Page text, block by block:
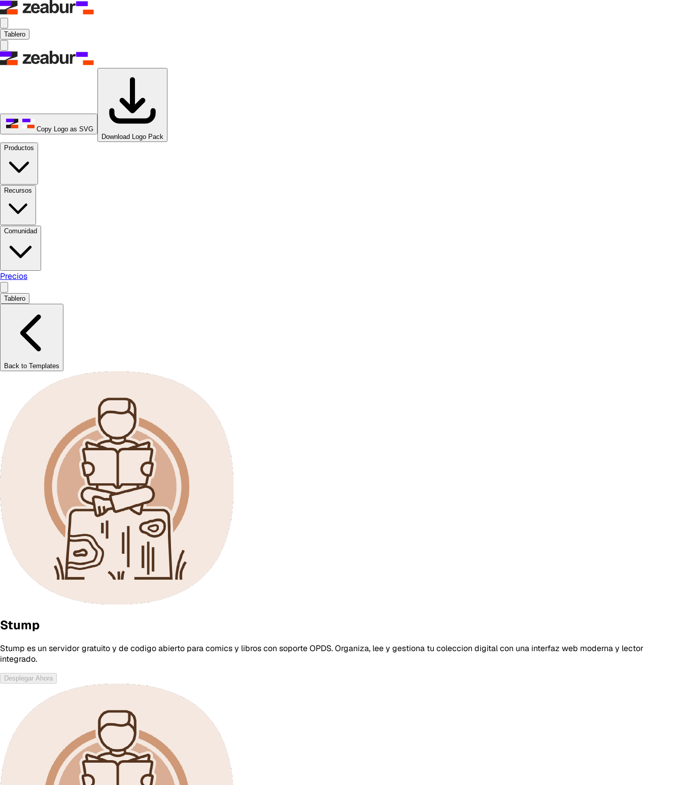
Tablero
Copy Logo as SVG
Download Logo Pack
Productos
Recursos
Comunidad
Precios
Tablero
Back to Templates
Stump
Stump es un servidor gratuito y de codigo abierto para comics y libros con soporte OPDS. Organiza, lee y gestiona tu coleccion digital con una interfaz web moderna y lector
integrado.
Desplegar Ahora